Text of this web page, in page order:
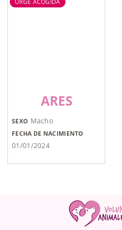
URGE ACOGIDA
ARES
SEXO Macho
FECHA DE NACIMIENTO
01/01/2024